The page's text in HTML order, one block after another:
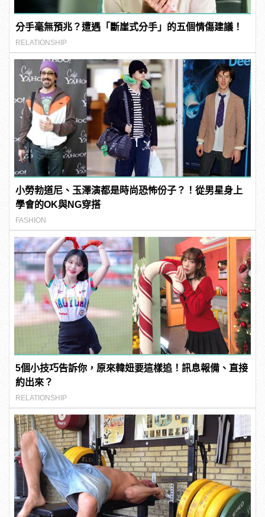
分手毫無預兆？遭遇「斷崖式分手」的五個情傷建議！
RELATIONSHIP
小勞勃道尼、玉澤演都是時尚恐怖份子？！從男星身上
學會的OK與NG穿搭
FASHION
5個小技巧告訴你，原來韓妞要這樣追！訊息報備、直接
約出來？
RELATIONSHIP